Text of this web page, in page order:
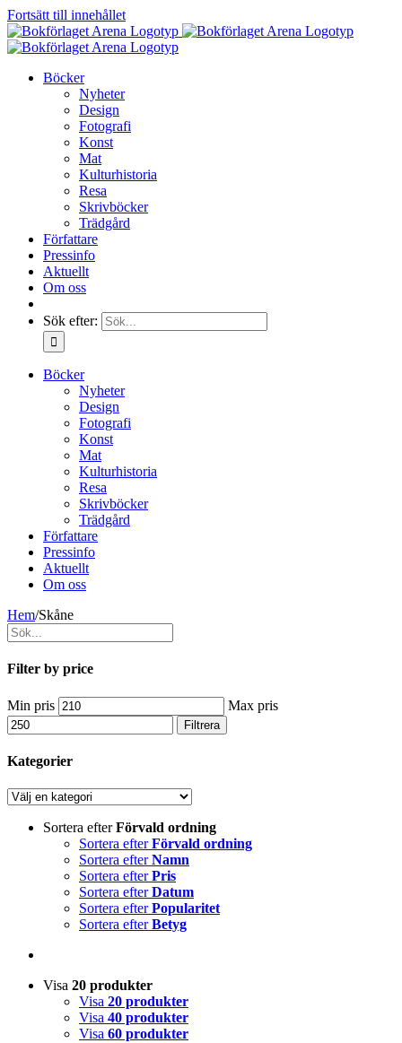
Fortsätt till innehållet
Böcker
Nyheter
Design
Fotografi
Konst
Mat
Kulturhistoria
Resa
Skrivböcker
Trädgård
Författare
Pressinfo
Aktuellt
Om oss
Sök efter:
Böcker
Nyheter
Design
Fotografi
Konst
Mat
Kulturhistoria
Resa
Skrivböcker
Trädgård
Författare
Pressinfo
Aktuellt
Om oss
Hem/Skåne
Filter by price
Min pris Max pris
Filtrera
Kategorier
Sortera efterFörvald ordning
Sortera efterFörvald ordning
Sortera efterNamn
Sortera efterPris
Sortera efterDatum
Sortera efterPopularitet
Sortera efterBetyg
Visa 20 produkter
Visa 20 produkter
Visa 40 produkter
Visa 60 produkter